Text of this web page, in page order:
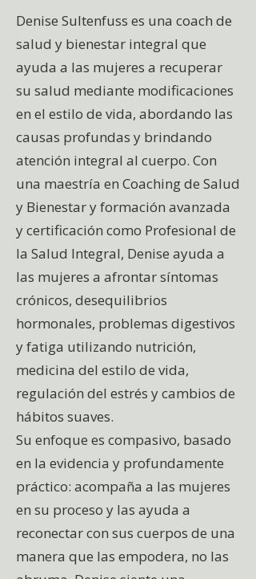
Denise Sultenfuss es una coach de
salud y bienestar integral que
ayuda a las mujeres a recuperar
su salud mediante modificaciones
en el estilo de vida, abordando las
causas profundas y brindando
atención integral al cuerpo. Con
una maestría en Coaching de Salud
y Bienestar y formación avanzada
y certificación como Profesional de
la Salud Integral, Denise ayuda a
las mujeres a afrontar síntomas
crónicos, desequilibrios
hormonales, problemas digestivos
y fatiga utilizando nutrición,
medicina del estilo de vida,
regulación del estrés y cambios de
hábitos suaves.
Su enfoque es compasivo, basado
en la evidencia y profundamente
práctico: acompaña a las mujeres
en su proceso y las ayuda a
reconectar con sus cuerpos de una
manera que las empodera, no las